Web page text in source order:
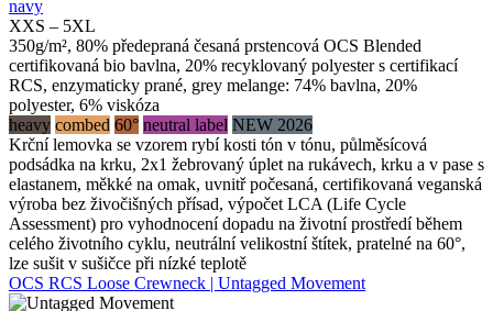
navy
XXS – 5XL
350g/m², 80% předepraná česaná prstencová OCS Blended
certifikovaná bio bavlna, 20% recyklovaný polyester s certifikací
RCS, enzymaticky prané, grey melange: 74% bavlna, 20%
polyester, 6% viskóza
heavy combed 60° neutral label NEW 2026
Krční lemovka se vzorem rybí kosti tón v tónu, půlměsícová
podsádka na krku, 2x1 žebrovaný úplet na rukávech, krku a v pase s
elastanem, měkké na omak, uvnitř počesaná, certifikovaná veganská
výroba bez živočišných přísad, výpočet LCA (Life Cycle
Assessment) pro vyhodnocení dopadu na životní prostředí během
celého životního cyklu, neutrální velikostní štítek, pratelné na 60°,
lze sušit v sušičce při nízké teplotě
OCS RCS Loose Crewneck | Untagged Movement